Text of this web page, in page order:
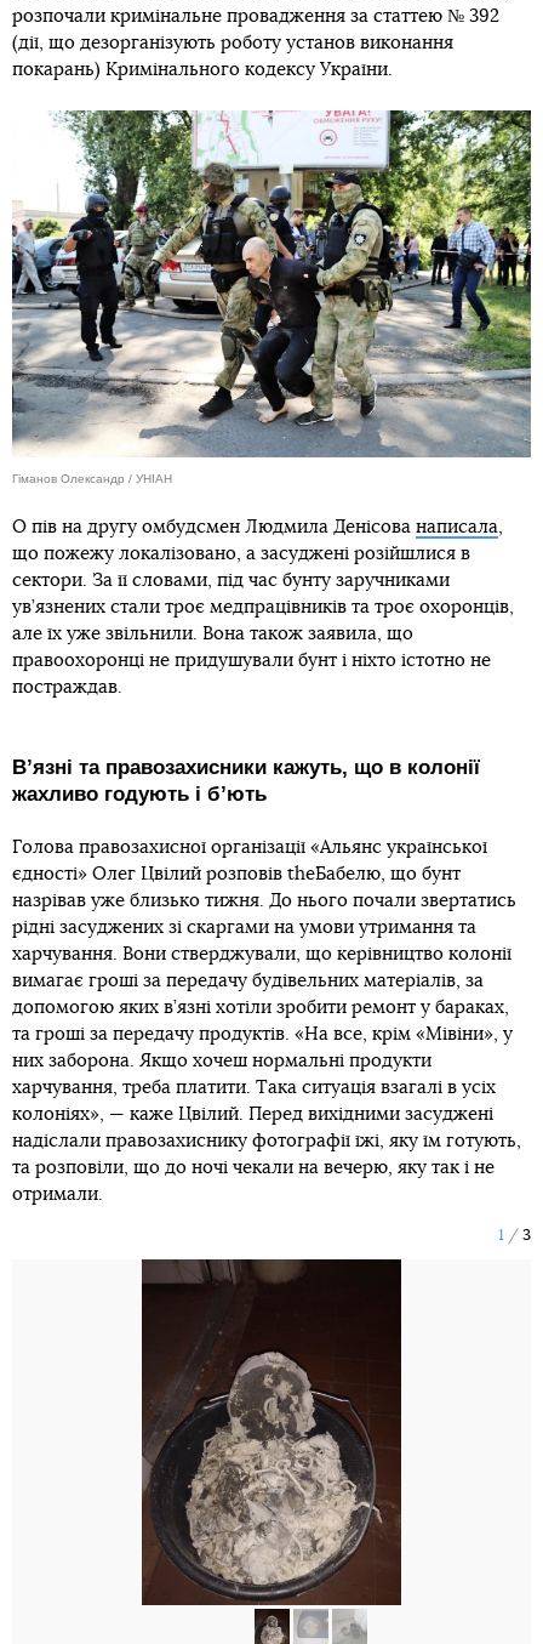
розпочали кримінальне провадження за статтею № 392
(дії, що дезорганізують роботу установ виконання
покарань) Кримінального кодексу України.
Гіманов Олександр / УНІАН
О пів на другу омбудсмен Людмила Денісова написала
що пожежу локалізовано, а засуджені розійшлися в
сектори. За її словами, під час бунту заручниками
ув’язнених стали троє медпрацівників та троє охоронців,
але їх уже звільнили. Вона також заявила, що
правоохоронці не придушували бунт і ніхто істотно не
постраждав.
В’язні та правозахисники кажуть, що в колонії
жахливо годують і б’ють
Голова правозахисної організації «Альянс української
єдності» Олег Цвілий розповів theБабелю, що бунт
назрівав уже близько тижня. До нього почали звертатись
рідні засуджених зі скаргами на умови утримання та
харчування. Вони стверджували, що керівництво колонії
вимагає гроші за передачу будівельних матеріалів, за
допомогою яких в’язні хотіли зробити ремонт у бараках,
та гроші за передачу продуктів. «На все, крім «Мівіни», у
них заборона. Якщо хочеш нормальні продукти
харчування, треба платити. Така ситуація взагалі в усіх
колоніях», — каже Цвілий. Перед вихідними засуджені
надіслали правозахиснику фотографії їжі, яку їм готують,
та розповіли, що до ночі чекали на вечерю, яку так і не
отримали.
1 3